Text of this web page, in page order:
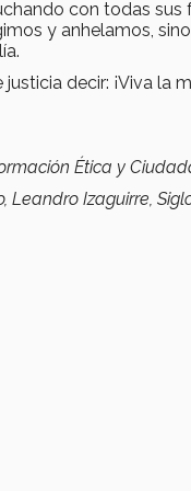
con todas
y anhelamos,
decir: ¡Viva la
Ética y
, Leandro Izaguirre,